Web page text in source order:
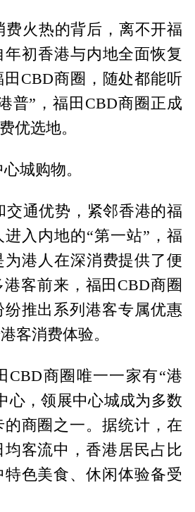
费火热的背后，离不开福
年初香港与内地全面恢复
CBD商圈，随处都能听
普”，福田CBD商圈正成
优选地。
城购物。
交通优势，紧邻香港的福
入内地的“第一站”，福
为港人在深消费提供了便
客前来，福田CBD商圈
推出系列港客专属优惠
客消费体验。
CBD商圈唯一一家有“港
心，领展中心城成为多数
商圈之一。据统计，在
客流中，香港居民占比
色美食、休闲体验备受